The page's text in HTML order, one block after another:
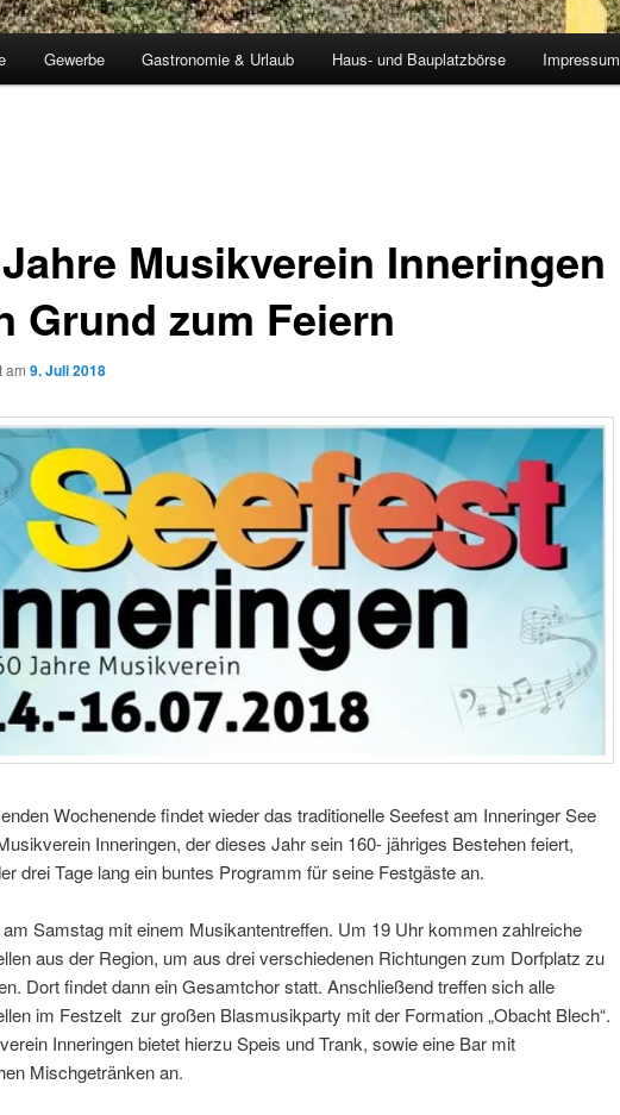
Gewerbe Gastronomie & Urlaub Haus- und Bauplatzbörse Impressum
Musikverein Inneringen
Grund zum Feiern
am 9. Juli 2018
Wochenende findet wieder das traditionelle Seefest am Inneringer See
Inneringen, der dieses Jahr sein 160- jähriges Bestehen feiert,
drei Tage lang ein buntes Programm für seine Festgäste an.
am Samstag mit einem Musikantentreffen. Um 19 Uhr kommen zahlreiche
aus der Region, um aus drei verschiedenen Richtungen zum Dorfplatz zu
Dort findet dann ein Gesamtchor statt. Anschließend treffen sich alle
im Festzelt zur großen Blasmusikparty mit der Formation „Obacht Blech“.
Inneringen bietet hierzu Speis und Trank, sowie eine Bar mit
Mischgetränken an.